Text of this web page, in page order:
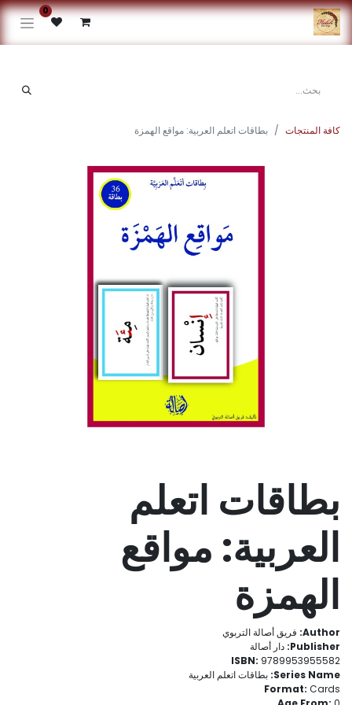
0
كافة المنتجات بطاقات اتعلم العربية: مواقع الهمزة
بطاقات اتعلم
العربية: مواقع
الهمزة
Author: فريق أصالة التربوي
Publisher: دار أصالة
ISBN: 9789953955582
Series Name: بطاقات اتعلم العربية
Format: Cards